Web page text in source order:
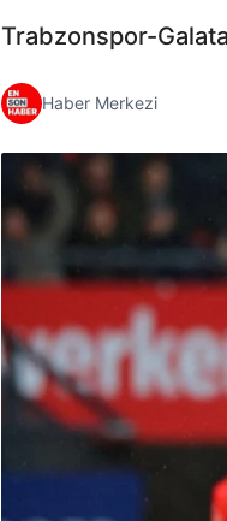
Trabzonspor-
Haber Merkezi